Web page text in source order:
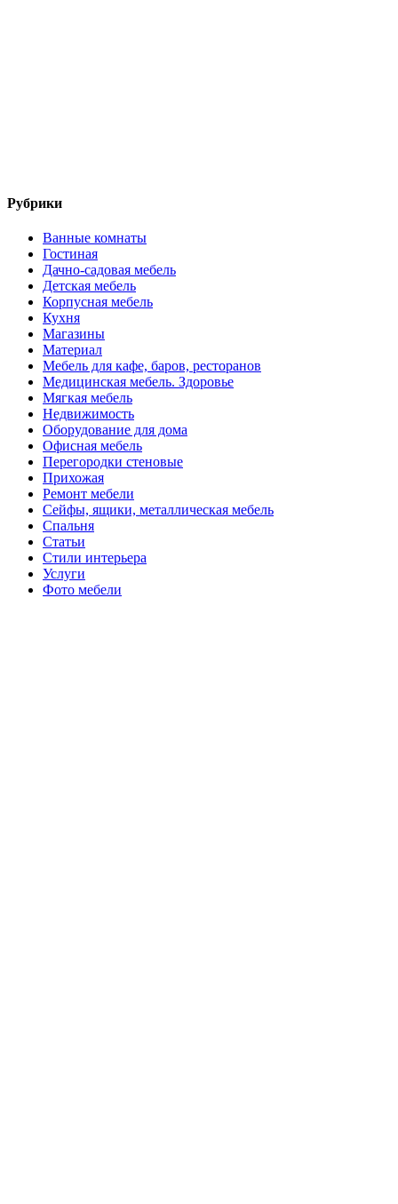
Рубрики
Ванные комнаты
Гостиная
Дачно-садовая мебель
Детская мебель
Корпусная мебель
Кухня
Магазины
Материал
Мебель для кафе, баров, ресторанов
Медицинская мебель. Здоровье
Мягкая мебель
Недвижимость
Оборудование для дома
Офисная мебель
Перегородки стеновые
Прихожая
Ремонт мебели
Сейфы, ящики, металлическая мебель
Спальня
Статьи
Стили интерьера
Услуги
Фото мебели